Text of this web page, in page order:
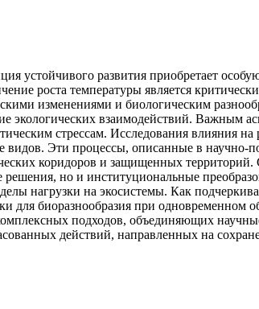
устойчивого развития приобретает
роста температуры является
изменениями и биологическим
экологических взаимодействий. Важным
стрессам. Исследования
Эти процессы, описанные в научно-
коридоров и защищенных
но и институциональные
нагрузки на экосистемы. Как
для биоразнообразия при одновременном
подходов, объединяющих
действий, направленных на